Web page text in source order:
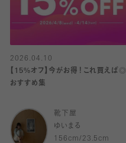
2026.04.10
【15%オフ】今がお得！これ買えば◎
おすすめ集
靴下屋
ゆいまる
156cm/23.5cm